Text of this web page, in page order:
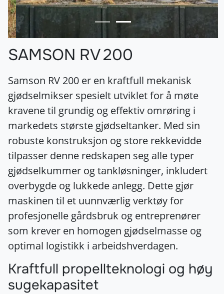
SAMSON RV 200
Samson RV 200 er en kraftfull mekanisk
gjødselmikser spesielt utviklet for å møte
kravene til grundig og effektiv omrøring i
markedets største gjødseltanker. Med sin
robuste konstruksjon og store rekkevidde
tilpasser denne redskapen seg alle typer
gjødselkummer og tankløsninger, inkludert
overbygde og lukkede anlegg. Dette gjør
maskinen til et uunnværlig verktøy for
profesjonelle gårdsbruk og entreprenører
som krever en homogen gjødselmasse og
optimal logistikk i arbeidshverdagen.
Kraftfull propellteknologi og høy
sugekapasitet